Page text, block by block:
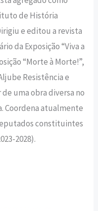
de História
e editou a revista
da Exposição “Viva a
“Morte à Morte!”,
Resistência e
uma obra diversa no
Coordena atualmente
constituintes
2028).